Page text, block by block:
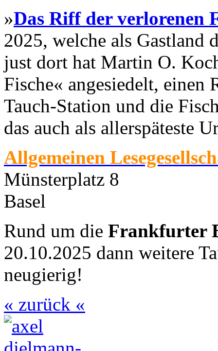
»Das Riff der verlorenen
2025, welche als Gastland
just dort hat Martin O.
Fische« angesiedelt, einen
Tauch-Station und die
das auch als allerspäteste
Allgemeinen
Münsterplatz 8
Basel
Rund um die Frankfurter
20.10.2025 dann weitere
neugierig!
« zurück «